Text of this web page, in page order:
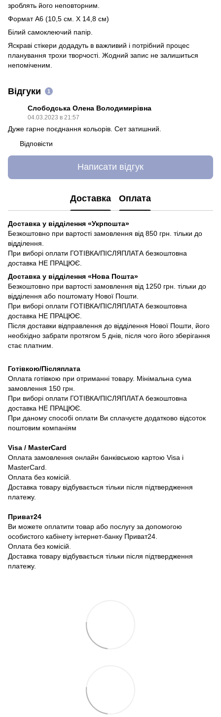
зроблять його неповторним.
Формат А6 (10,5 см Х 14,8 см)
Білий самоклеючий папір
Яскраві стікери додадуть в важливий і потрібний процес
планування трохи творчості Жодний запис не залишиться
непоміченим
Відгуки 1
Слободська Олена Володимирівна
04.03.2023 в 21:57
Дуже гарне поєднання кольорів. Сет затишний.
Відповісти
Написати відгук
Доставка Оплата
Доставка у відділення «Укрпошта»
Безкоштовно при вартості замовлення від 850 грн. тільки до
відділення.
При виборі оплати ГОТІВКА/ПІСЛЯПЛАТА безкоштовна
доставка НЕ ПРАЦЮЄ.
Доставка у відділення «Нова Пошта»
Безкоштовно при вартості замовлення від 1250 грн. тільки до
відділення або поштомату Нової Пошти.
При виборі оплати ГОТІВКА/ПІСЛЯПЛАТА безкоштовна
доставка НЕ ПРАЦЮЄ.
Після доставки відправлення до відділення Нової Пошти, його
необхідно забрати протягом 5 днів, після чого його зберігання
стає платним.
Готівкою/Післяплата
Оплата готівкою при отриманні товару. Мінімальна сума
замовлення 150 грн.
При виборі оплати ГОТІВКА/ПІСЛЯПЛАТА безкоштовна
доставка НЕ ПРАЦЮЄ.
При даному способі оплати Ви сплачуєте додатково відсоток
поштовим компаніям
Visa / MasterCard
Оплата замовлення онлайн банківською картою Visa і
MasterCard.
Оплата без комісій.
Доставка товару відбувається тільки після підтвердження
платежу.
Приват24
Ви можете оплатити товар або послугу за допомогою
особистого кабінету інтернет-банку Приват24.
Оплата без комісій.
Доставка товару відбувається тільки після підтвердження
платежу.